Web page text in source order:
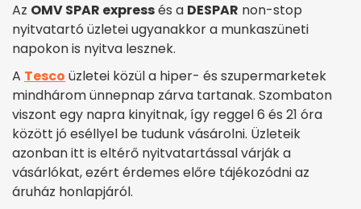
Az OMV SPAR expressés a DESPAR non-stop
nyitvatartó üzletei ugyanakkor a munkaszüneti
napokon is nyitva lesznek.
A Tesco üzletei közül a hiper- és szupermarketek
mindhárom ünnepnap zárva tartanak. Szombaton
viszont egy napra kinyitnak, így reggel 6 és 21 óra
között jó eséllyel be tudunk vásárolni. Üzleteik
azonban itt is eltérő nyitvatartással várják a
vásárlókat, ezért érdemes előre tájékozódni az
áruház honlapjáról.